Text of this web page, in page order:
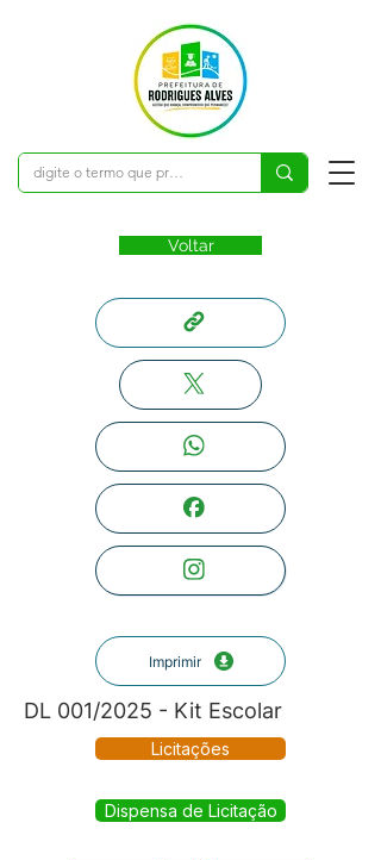
Voltar
Imprimir
DL 001/2025 - Kit Escolar
Licitações
Dispensa de Licitação